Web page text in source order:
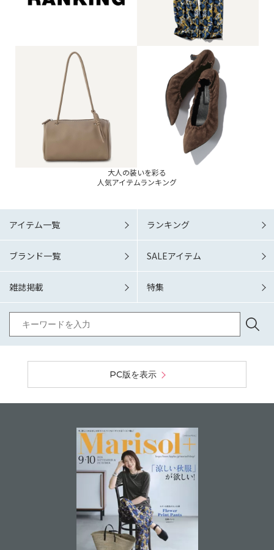
大人の装いを彩る
人気アイテムランキング
アイテム一覧 ランキング
ブランド一覧 SALEアイテム
雑誌掲載 特集
PC版を表示